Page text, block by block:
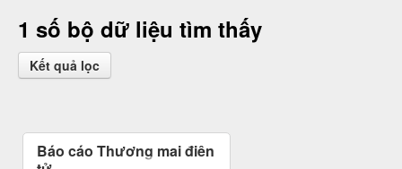
1 số bộ dữ liệu tìm thấy
Kết quả lọc
Báo cáo Thương mại điện